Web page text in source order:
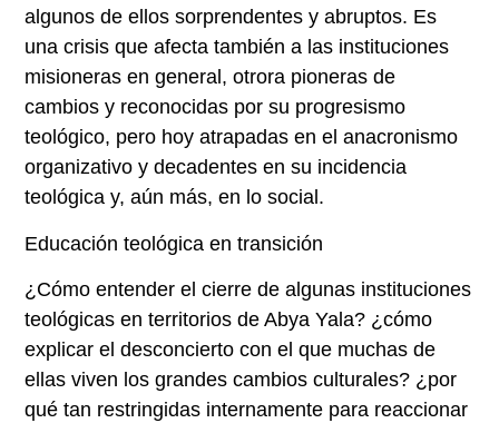
algunos de ellos sorprendentes y abruptos. Es
una crisis que afecta también a las instituciones
misioneras en general, otrora pioneras de
cambios y reconocidas por su progresismo
teológico, pero hoy atrapadas en el anacronismo
organizativo y decadentes en su incidencia
teológica y, aún más, en lo social.
Educación teológica en transición
¿Cómo entender el cierre de algunas instituciones
teológicas en territorios de Abya Yala? ¿cómo
explicar el desconcierto con el que muchas de
ellas viven los grandes cambios culturales? ¿por
qué tan restringidas internamente para reaccionar